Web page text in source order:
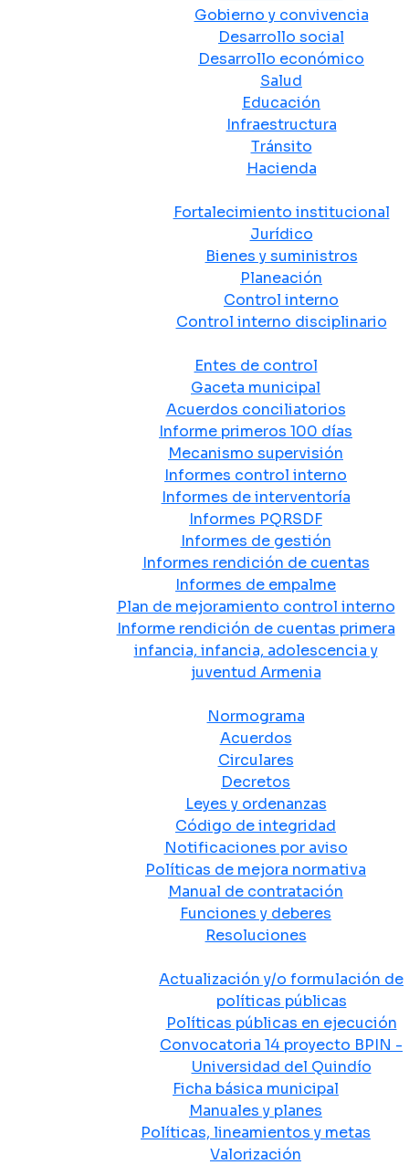
Gobierno y convivencia
Desarrollo social
Desarrollo económico
Salud
Educación
Infraestructura
Tránsito
Hacienda
Fortalecimiento institucional
Jurídico
Bienes y suministros
Planeación
Control interno
Control interno disciplinario
Entes de control
Gaceta municipal
Acuerdos conciliatorios
Informe primeros 100 días
Mecanismo supervisión
Informes control interno
Informes de interventoría
Informes PQRSDF
Informes de gestión
Informes rendición de cuentas
Informes de empalme
Plan de mejoramiento control interno
Informe rendición de cuentas primera
infancia, infancia, adolescencia y
juventud Armenia
Normograma
Acuerdos
Circulares
Decretos
Leyes y ordenanzas
Código de integridad
Notificaciones por aviso
Políticas de mejora normativa
Manual de contratación
Funciones y deberes
Resoluciones
Actualización y/o formulación de
políticas públicas
Políticas públicas en ejecución
Convocatoria 14 proyecto BPIN -
Universidad del Quindío
Ficha básica municipal
Manuales y planes
Políticas, lineamientos y metas
Valorización